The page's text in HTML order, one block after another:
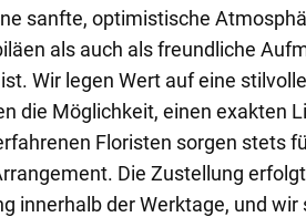
sanfte, optimistische
als auch als freundliche
Wir legen Wert auf eine
die Möglichkeit, einen exakten
Floristen sorgen stets
Die Zustellung
innerhalb der Werktage, und wir